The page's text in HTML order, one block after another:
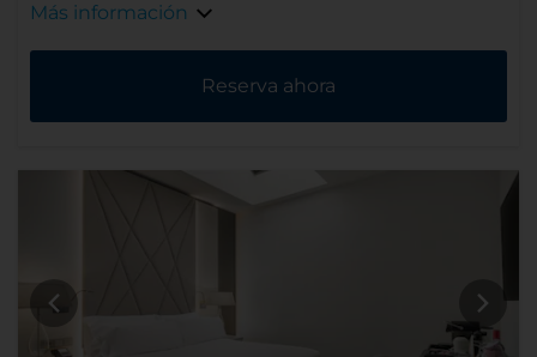
Más información
Reserva ahora